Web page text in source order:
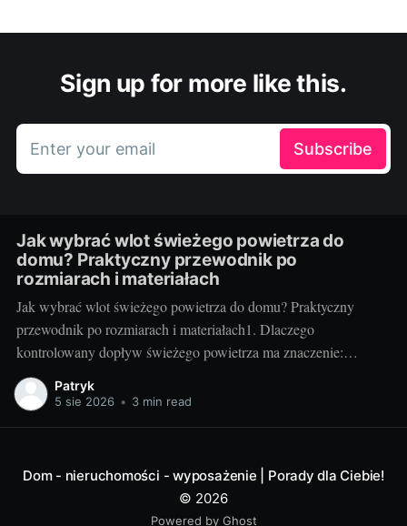
Sign up for more like this.
Enter your email Subscribe
Jak wybrać wlot świeżego powietrza do
domu? Praktyczny przewodnik po
rozmiarach i materiałach
Jak wybrać wlot świeżego powietrza do domu? Praktyczny
przewodnik po rozmiarach i materiałach1. Dlaczego
kontrolowany dopływ świeżego powietrza ma znaczenie:
komfort, zdrowie i rachunkiNowoczesne, szczelne domy świetnie
trzymają ciepło, ale bez kontrolowanego nawiewu szybko
Odpowiednio dobrany wlot
Patryk
5 sie 2026 • 3 min read
Dom - nieruchomości - wyposażenie | Porady dla Ciebie!
© 2026
Powered by Ghost